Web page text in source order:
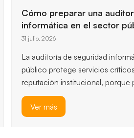
esenciales, así que entender los…
Ver más